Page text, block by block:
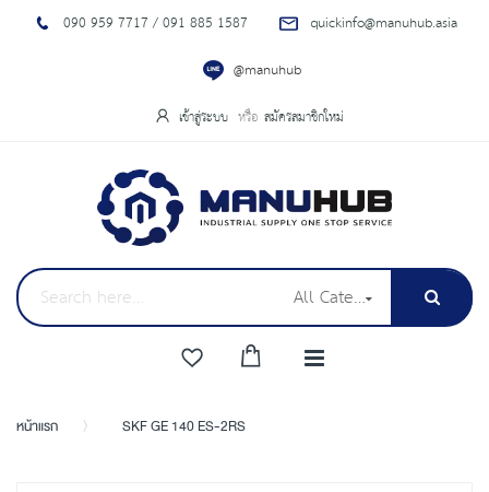
090 959 7717 / 091 885 1587
quickinfo@manuhub.asia
@manuhub
เข้าสู่ระบบ สมัครสมาชิกใหม่
All Categories
หน้าแรก SKF GE 140 ES-2RS